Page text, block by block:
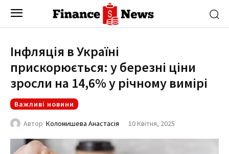
Інфляція в Україні
прискорюється: у березні ціни
зросли на 14,6% у річному вимірі
Важливі новини
Автор Коломишева Анастасія 10 Квітня, 2025